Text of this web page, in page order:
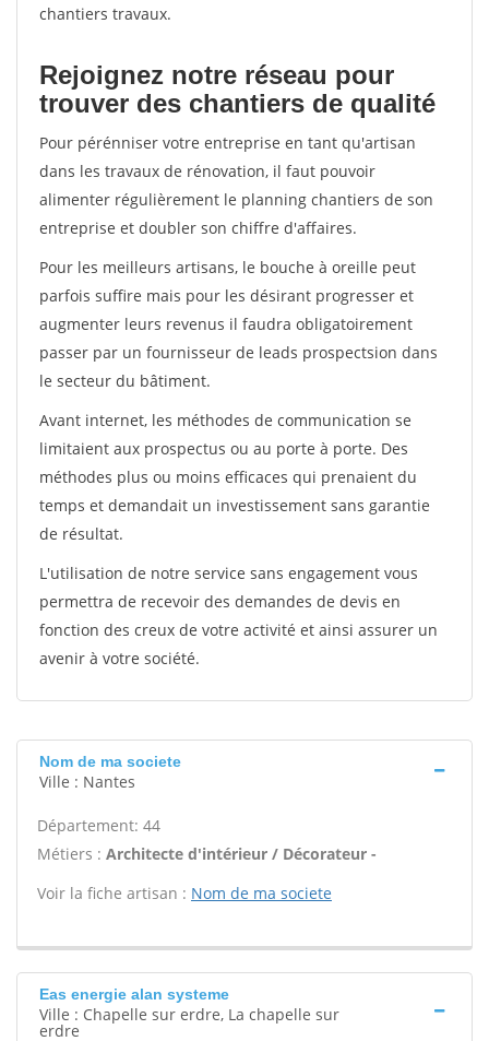
chantiers travaux.
Rejoignez notre réseau pour
trouver des chantiers de qualité
Pour pérénniser votre entreprise en tant qu'artisan
dans les travaux de rénovation, il faut pouvoir
alimenter régulièrement le planning chantiers de son
entreprise et doubler son chiffre d'affaires.
Pour les meilleurs artisans, le bouche à oreille peut
parfois suffire mais pour les désirant progresser et
augmenter leurs revenus il faudra obligatoirement
passer par un fournisseur de leads prospectsion dans
le secteur du bâtiment.
Avant internet, les méthodes de communication se
limitaient aux prospectus ou au porte à porte. Des
méthodes plus ou moins efficaces qui prenaient du
temps et demandait un investissement sans garantie
de résultat.
L'utilisation de notre service sans engagement vous
permettra de recevoir des demandes de devis en
fonction des creux de votre activité et ainsi assurer un
avenir à votre société.
Nom de ma societe
Ville : Nantes
Département: 44
Métiers : Architecte d'intérieur / Décorateur -
Voir la fiche artisan : Nom de ma societe
Eas energie alan systeme
Ville : Chapelle sur erdre, La chapelle sur
erdre